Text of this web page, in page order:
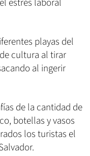
playas del
cultura al tirar
al ingerir
de la cantidad de
botellas y vasos
los turistas el